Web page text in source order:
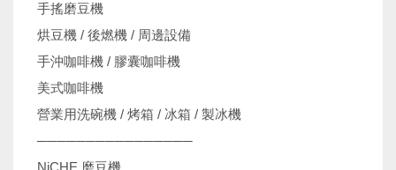
手搖磨豆機
烘豆機 / 後燃機 / 周邊設備
手沖咖啡機 / 膠囊咖啡機
美式咖啡機
營業用洗碗機 / 烤箱 / 冰箱 / 製冰機
────────────────
NiCHE 磨豆機